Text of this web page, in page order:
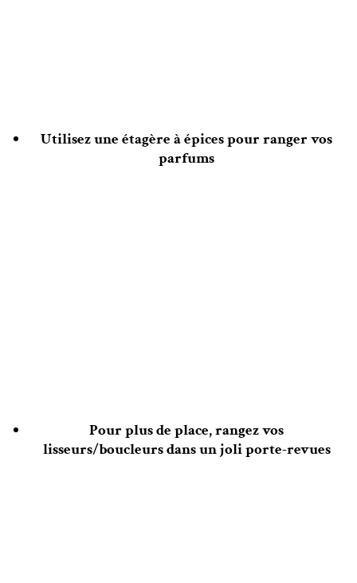
Utilisez une étagère à épices pour ranger vos
parfums
Pour plus de place, rangez vos
lisseurs/boucleurs dans un joli porte-revues